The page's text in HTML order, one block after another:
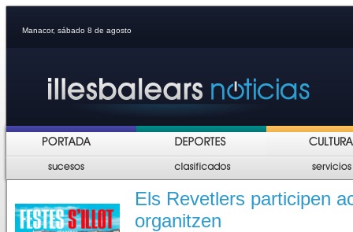
Manacor, sábado 8 de agosto
Els Revetlers participen
organitzen